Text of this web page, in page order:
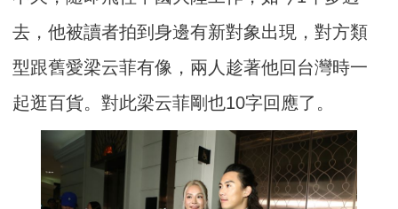
去，他被讀者拍到身邊有新對象出現，對方類
型跟舊愛梁云菲有像，兩人趁著他回台灣時一
起逛百貨。對此梁云菲剛也10字回應了。